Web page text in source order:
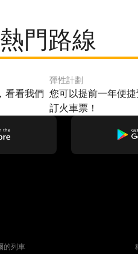
門路線
看看我們
彈性計劃
您可以提前一年便捷
訂火車票！
的列車